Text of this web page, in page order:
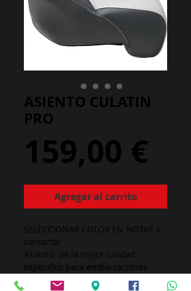
ASIENTO CULATIN
PRO
159,00 €
Agregar al carrito
SELECCIONAR COLOR EN NOTAS o
contactar
Asiento de la mejor calidad
especifico para embarcaciones.
Dispone de agujeros (4) para